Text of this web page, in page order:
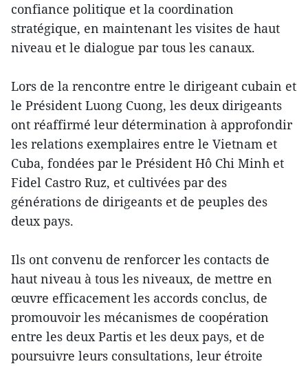
confiance politique et la coordination
stratégique, en maintenant les visites de haut
niveau et le dialogue par tous les canaux.
Lors de la rencontre entre le dirigeant cubain et
le Président Luong Cuong, les deux dirigeants
ont réaffirmé leur détermination à approfondir
les relations exemplaires entre le Vietnam et
Cuba, fondées par le Président Hô Chi Minh et
Fidel Castro Ruz, et cultivées par des
générations de dirigeants et de peuples des
deux pays.
Ils ont convenu de renforcer les contacts de
haut niveau à tous les niveaux, de mettre en
œuvre efficacement les accords conclus, de
promouvoir les mécanismes de coopération
entre les deux Partis et les deux pays, et de
poursuivre leurs consultations, leur étroite